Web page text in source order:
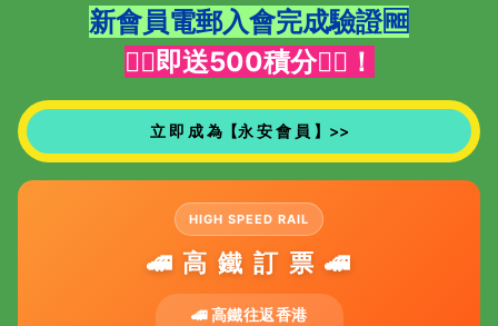
新會員電郵入會完成驗證🆓
👇🏻即送500積分👇🏻！
立 即 成 為【永 安 會 員 】>>
HIGH SPEED RAIL
🚄 高 鐵 訂 票 🚄
🚄 高鐵往返香港